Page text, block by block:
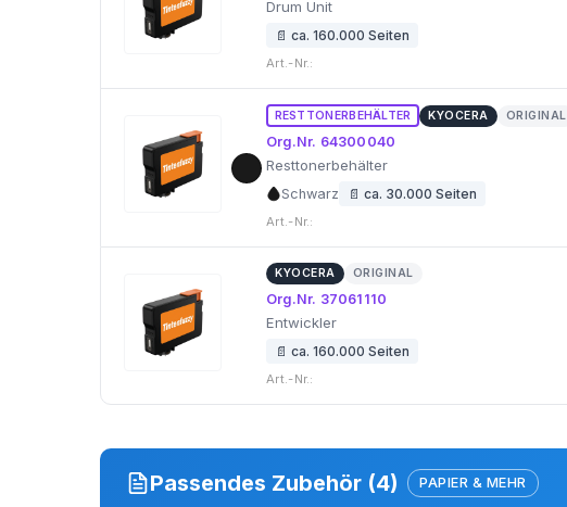
Drum Unit
📄 ca. 160.000 Seiten
Art.-Nr.:
RESTTONERBEHÄLTER KYOCERA ORIGINAL
Org.Nr. 64300040
Resttonerbehälter
Schwarz 📄 ca. 30.000 Seiten
Art.-Nr.:
KYOCERA ORIGINAL
Org.Nr. 37061110
Entwickler
📄 ca. 160.000 Seiten
Art.-Nr.:
Passendes Zubehör (4) PAPIER & MEHR